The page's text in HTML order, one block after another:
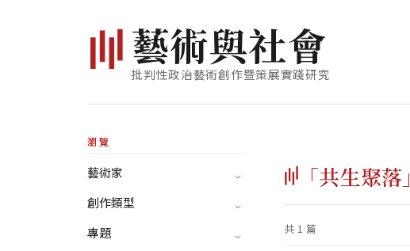
藝術與社會
批判性政治藝術創作暨策展實踐研究
瀏覽
藝術家
創作類型
專題
「共生聚落」
共 1 篇